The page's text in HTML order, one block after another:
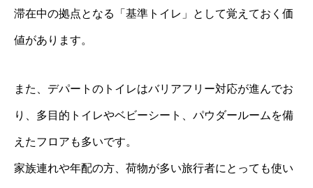
滞在中の拠点となる「基準トイレ」として覚えておく価
値があります。
また、デパートのトイレはバリアフリー対応が進んでお
り、多目的トイレやベビーシート、パウダールームを備
えたフロアも多いです。
家族連れや年配の方、荷物が多い旅行者にとっても使い